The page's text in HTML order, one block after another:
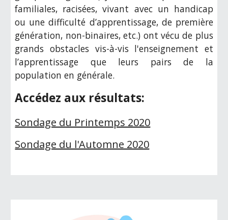
familiales, racisées, vivant avec un handicap
ou une difficulté d’apprentissage, de première
génération, non-binaires, etc.) ont vécu de plus
grands obstacles vis-à-vis l'enseignement et
l’apprentissage que leurs pairs de la
population en générale.
Accédez aux résultats:
Sondage du Printemps 2020
Sondage du l'Automne 2020